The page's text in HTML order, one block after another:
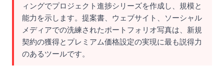
ィングでプロジェクト進捗シリーズを作成し、規模と
能力を示します。提案書、ウェブサイト、ソーシャル
メディアでの洗練されたポートフォリオ写真は、新規
契約の獲得とプレミアム価格設定の実現に最も説得力
のあるツールです。